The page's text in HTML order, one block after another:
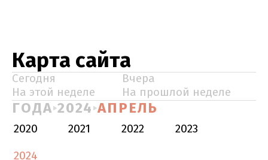
Карта сайта
Сегодня
Вчера
На этой неделе
На прошлой неделе
ГОДА 2024 АПРЕЛЬ
2020 2021 2022
2023
2024